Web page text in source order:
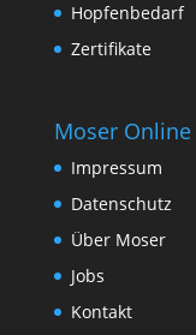
Hopfenbedarf
Zertifikate
Moser Online
Impressum
Datenschutz
Über Moser
Jobs
Kontakt